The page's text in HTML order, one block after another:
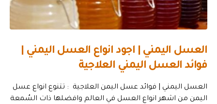
العسل اليمني | اجود انواع العسل اليمني |
فوائد العسل اليمني العلاجية
العسل اليمني | فوائد عسل اليمن العلاجية : تتنوع انواع عسل
اليمن من اشهر انواع العسل في العالم وافضلها ذات السُمعة